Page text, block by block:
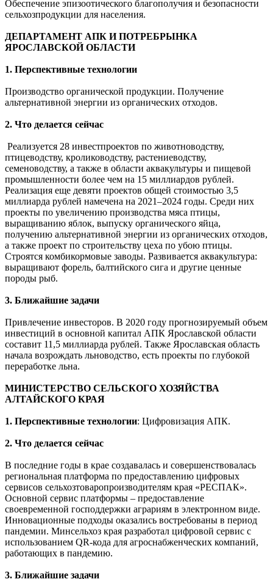
Обеспечение эпизоотического благополучия и безопасности
сельхозпродукции для населения.
ДЕПАРТАМЕНТ АПК И ПОТРЕБРЫНКА
ЯРОСЛАВСКОЙ ОБЛАСТИ
1. Перспективные технологии
Производство органической продукции. Получение
альтернативной энергии из органических отходов.
2. Что делается сейчас
Реализуется 28 инвестпроектов по животноводству,
птицеводству, кролиководству, растениеводству,
семеноводству, а также в области аквакультуры и пищевой
промышленности более чем на 15 миллиардов рублей.
Реализация еще девяти проектов общей стоимостью 3,5
миллиарда рублей намечена на 2021–2024 годы. Среди них
проекты по увеличению производства мяса птицы,
выращиванию яблок, выпуску органического яйца,
получению альтернативной энергии из органических отходов,
а также проект по строительству цеха по убою птицы.
Строятся комбикормовые заводы. Развивается аквакультура:
выращивают форель, балтийского сига и другие ценные
породы рыб.
3. Ближайшие задачи
Привлечение инвесторов. В 2020 году прогнозируемый объем
инвестиций в основной капитал АПК Ярославской области
составит 11,5 миллиарда рублей. Также Ярославская область
начала возрождать льноводство, есть проекты по глубокой
переработке льна.
МИНИСТЕРСТВО СЕЛЬСКОГО ХОЗЯЙСТВА
АЛТАЙСКОГО КРАЯ
1. Перспективные технологии: Цифровизация АПК.
2. Что делается сейчас
В последние годы в крае создавалась и совершенствовалась
региональная платформа по предоставлению цифровых
сервисов сельхозтоваропроизводителям края «РЕСПАК».
Основной сервис платформы – предоставление
своевременной господдержки аграриям в электронном виде.
Инновационные подходы оказались востребованы в период
пандемии. Минсельхоз края разработал цифровой сервис с
использованием QR-кода для агроснабженческих компаний,
работающих в пандемию.
3. Ближайшие задачи